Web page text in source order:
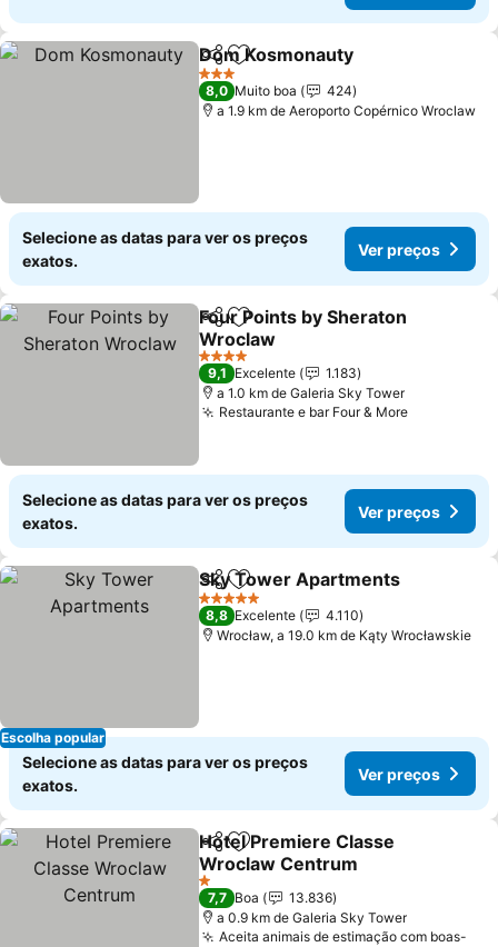
PartilharAdicionar aos favoritos
Dom Kosmonauty
3 Estrelas
8,0 Muito boa
424
a 1.9 km de Aeroporto Copérnico Wroclaw
Selecione as datas para ver os preços
exatos.
Ver preços
PartilharAdicionar aos favoritos
Four Points by Sheraton
Wroclaw
4 Estrelas
9,1 Excelente
1.183
a 1.0 km de Galeria Sky Tower
Restaurante e bar Four & More
Selecione as datas para ver os preços
exatos.
Ver preços
Escolha popular
PartilharAdicionar aos favoritos
Sky Tower Apartments
5 Estrelas
8,8 Excelente
4.110
Wrocław, a 19.0 km de Kąty Wrocławskie
Selecione as datas para ver os preços
exatos.
Ver preços
PartilharAdicionar aos favoritos
Hotel Premiere Classe
Wroclaw Centrum
1 Estrelas
7,7 Boa
13.836
a 0.9 km de Galeria Sky Tower
Aceita animais de estimação com boas-